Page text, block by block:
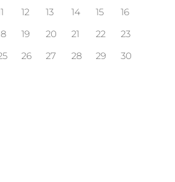
12 13 14 15
16
19 20 21 22
23
26 27 28 29
30